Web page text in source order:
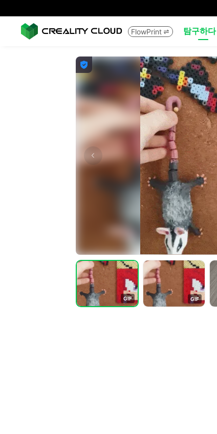
FlowPrint  탐구하다

GIF GIF